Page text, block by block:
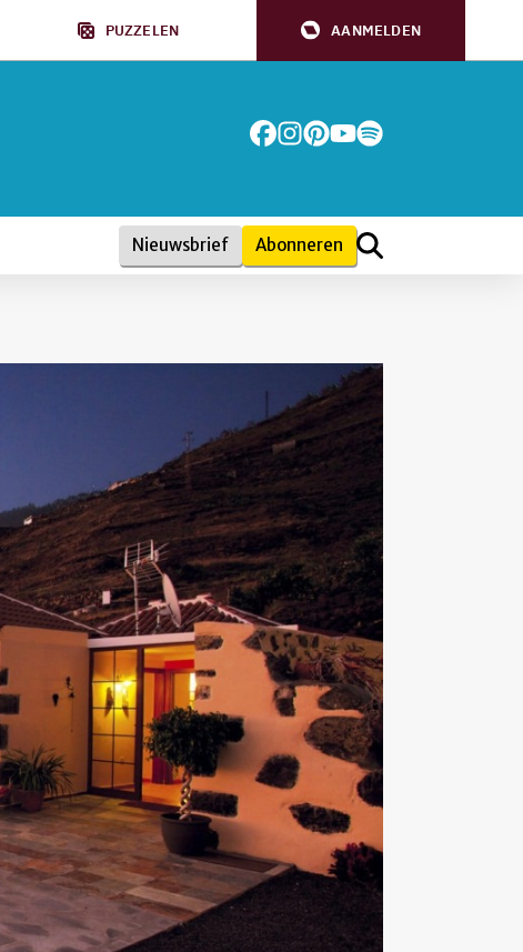
PUZZELEN AANMELDEN
Nieuwsbrief Abonneren